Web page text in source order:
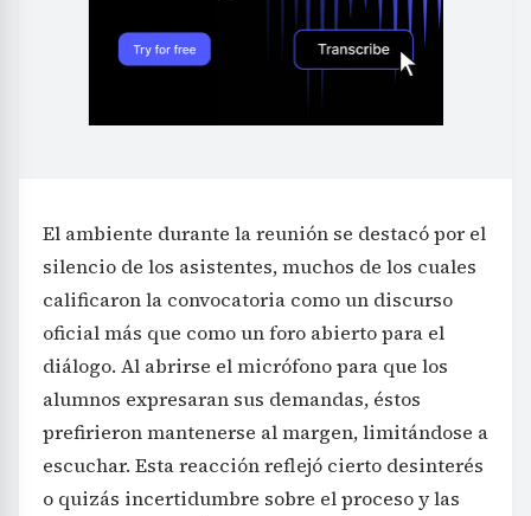
El ambiente durante la reunión se destacó por el
silencio de los asistentes, muchos de los cuales
calificaron la convocatoria como un discurso
oficial más que como un foro abierto para el
diálogo. Al abrirse el micrófono para que los
alumnos expresaran sus demandas, éstos
prefirieron mantenerse al margen, limitándose a
escuchar. Esta reacción reflejó cierto desinterés
o quizás incertidumbre sobre el proceso y las